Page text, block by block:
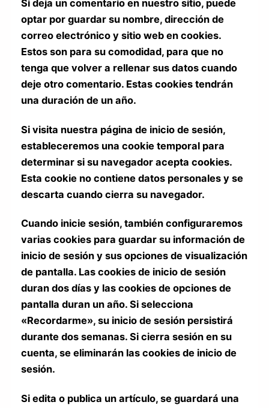
Si deja un comentario en nuestro sitio, puede
optar por guardar su nombre, dirección de
correo electrónico y sitio web en cookies.
Estos son para su comodidad, para que no
tenga que volver a rellenar sus datos cuando
deje otro comentario. Estas cookies tendrán
una duración de un año.
Si visita nuestra página de inicio de sesión,
estableceremos una cookie temporal para
determinar si su navegador acepta cookies.
Esta cookie no contiene datos personales y se
descarta cuando cierra su navegador.
Cuando inicie sesión, también configuraremos
varias cookies para guardar su información de
inicio de sesión y sus opciones de visualización
de pantalla. Las cookies de inicio de sesión
duran dos días y las cookies de opciones de
pantalla duran un año. Si selecciona
«Recordarme», su inicio de sesión persistirá
durante dos semanas. Si cierra sesión en su
cuenta, se eliminarán las cookies de inicio de
sesión.
Si edita o publica un artículo, se guardará una